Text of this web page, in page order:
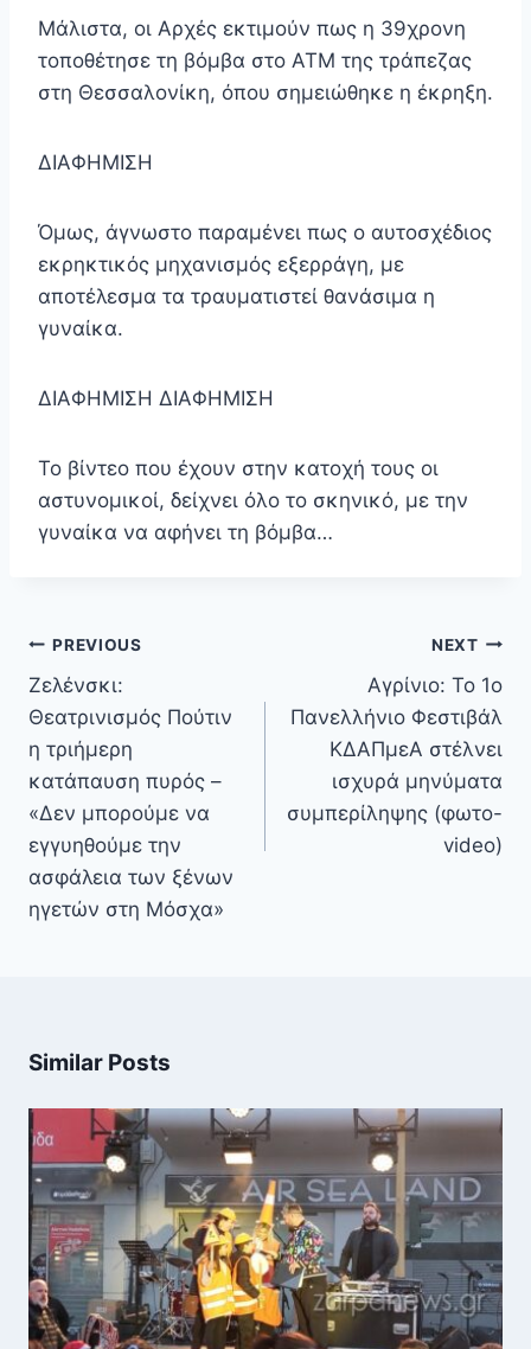
Μάλιστα, οι Αρχές εκτιμούν πως η 39χρονη
τοποθέτησε τη βόμβα στο ΑΤΜ της τράπεζας
στη Θεσσαλονίκη, όπου σημειώθηκε η έκρηξη.
ΔΙΑΦΗΜΙΣΗ
Όμως, άγνωστο παραμένει πως ο αυτοσχέδιος
εκρηκτικός μηχανισμός εξερράγη, με
αποτέλεσμα τα τραυματιστεί θανάσιμα η
γυναίκα.
ΔΙΑΦΗΜΙΣΗ ΔΙΑΦΗΜΙΣΗ
Το βίντεο που έχουν στην κατοχή τους οι
αστυνομικοί, δείχνει όλο το σκηνικό, με την
γυναίκα να αφήνει τη βόμβα…
Πλοήγηση
άρθρων
PREVIOUS
Ζελένσκι:
Θεατρινισμός Πούτιν
η τριήμερη
κατάπαυση πυρός –
«Δεν μπορούμε να
εγγυηθούμε την
ασφάλεια των ξένων
ηγετών στη Μόσχα»
NEXT
Αγρίνιο: Το 1ο
Πανελλήνιο Φεστιβάλ
ΚΔΑΠμεΑ στέλνει
ισχυρά μηνύματα
συμπερίληψης (φωτο-
video)
Similar Posts